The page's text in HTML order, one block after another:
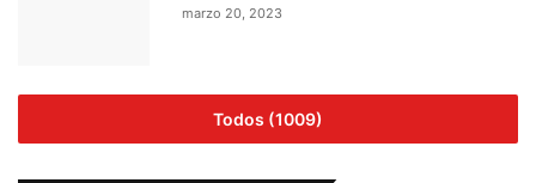
marzo 20, 2023
Todos (1009)